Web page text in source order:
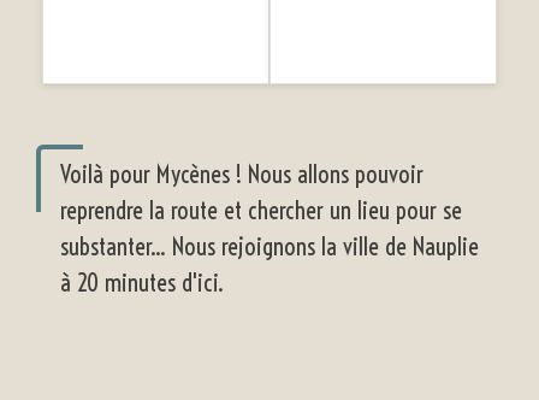
Voilà pour Mycènes ! Nous allons pouvoir
reprendre la route et chercher un lieu pour se
substanter... Nous rejoignons la ville de Nauplie
à 20 minutes d'ici.